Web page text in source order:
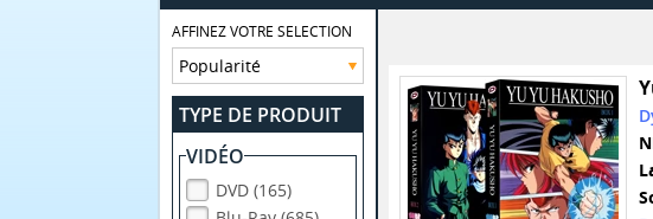
AFFINEZ VOTRE SELECTION
TYPE DE PRODUIT
VIDÉO
DVD (165)